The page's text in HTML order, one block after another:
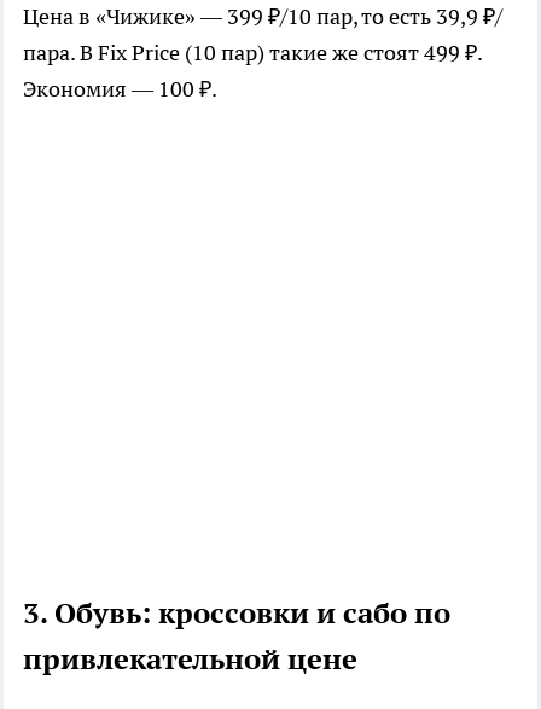
Цена в «Чижике» — 399 ₽/10 пар, то есть 39,9 ₽/
пара. В Fix Price (10 пар) такие же стоят 499 ₽.
Экономия — 100 ₽.
3. Обувь: кроссовки и сабо по
привлекательной цене